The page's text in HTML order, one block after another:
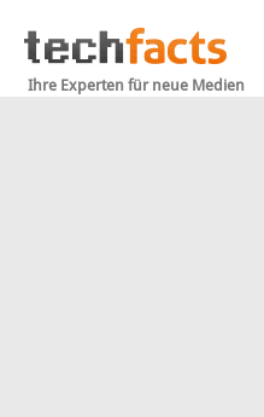
Ihre Experten für neue Medien